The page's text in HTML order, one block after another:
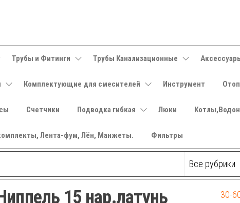
Трубы и Фитинги Трубы Канализационные
Комплектующие для смесителей Инструмент
Счетчики Подводка гибкая Люки
Лента-фум, Лён, Манжеты. Фильтры
15 нар.латунь
30-